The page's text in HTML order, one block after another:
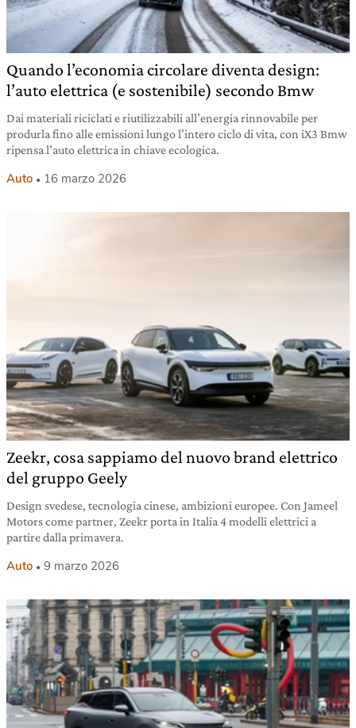
Quando l’economia circolare diventa design:
l’auto elettrica (e sostenibile) secondo Bmw
Dai materiali riciclati e riutilizzabili all’energia rinnovabile per
produrla fino alle emissioni lungo l’intero ciclo di vita, con iX3 Bmw
ripensa l’auto elettrica in chiave ecologica.
Auto 16 marzo 2026
Zeekr, cosa sappiamo del nuovo brand elettrico
del gruppo Geely
Design svedese, tecnologia cinese, ambizioni europee. Con Jameel
Motors come partner, Zeekr porta in Italia 4 modelli elettrici a
partire dalla primavera.
Auto 9 marzo 2026